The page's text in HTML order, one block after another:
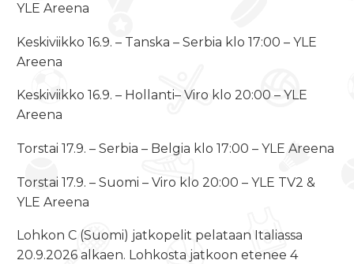
YLE Areena
Keskiviikko 16.9. – Tanska – Serbia klo 17:00 – YLE
Areena
Keskiviikko 16.9. – Hollanti– Viro klo 20:00 – YLE
Areena
Torstai 17.9. – Serbia – Belgia klo 17:00 – YLE Areena
Torstai 17.9. – Suomi – Viro klo 20:00 – YLE TV2 &
YLE Areena
Lohkon C (Suomi) jatkopelit pelataan Italiassa
20.9.2026 alkaen. Lohkosta jatkoon etenee 4